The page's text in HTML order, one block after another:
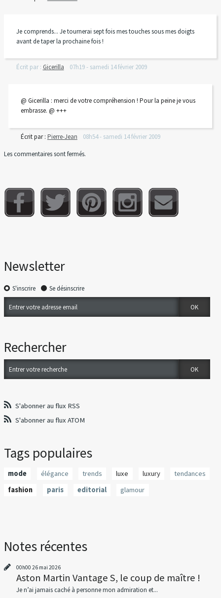
Je comprends... Je tournerai sept fois mes touches sous mes doigts
avant de taper la prochaine fois !
Écrit par : Gicerilla 07h19- samedi 14février 2009
@ Gicerilla : merci de votre compréhension ! Pour la peine je vous
embrasse. @ +++
Écrit par : Pierre-Jean 08h54- samedi 14février 2009
Les commentaires sont fermés.
Newsletter
S'inscrire Se désinscrire
Rechercher
S'abonner au flux RSS
S'abonner au flux ATOM
Tags populaires
mode élégance trends luxe luxury
tendances
fashion
paris editorial glamour
Notes récentes
00h00 26 mai 2026
Aston Martin Vantage S, le coup de maître !
Je n’ai jamais caché à personne mon admiration et...